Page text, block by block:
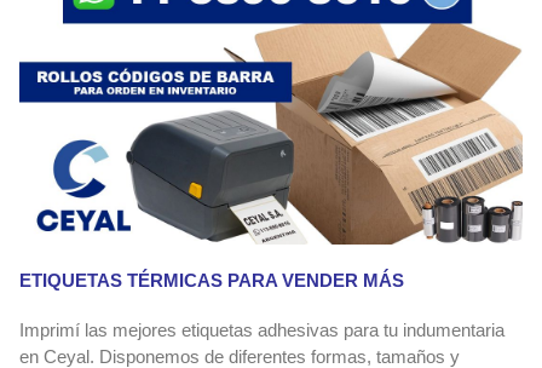
ETIQUETAS TÉRMICAS PARA VENDER MÁS
Imprimí las mejores etiquetas adhesivas para tu indumentaria
en Ceyal. Disponemos de diferentes formas, tamaños y